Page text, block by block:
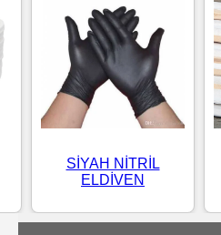
Bazlı
Mendiller
Kolonyalı
Mendiller
Standart
Islak
Mendiller
SİYAH NİTRİL
ELDİVEN